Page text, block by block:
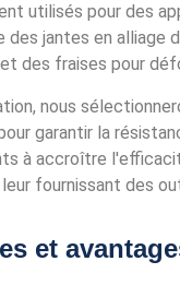
utilisés pour des
des jantes en alliage
des fraises pour
nous
garantir la
à accroître
fournissant des
et